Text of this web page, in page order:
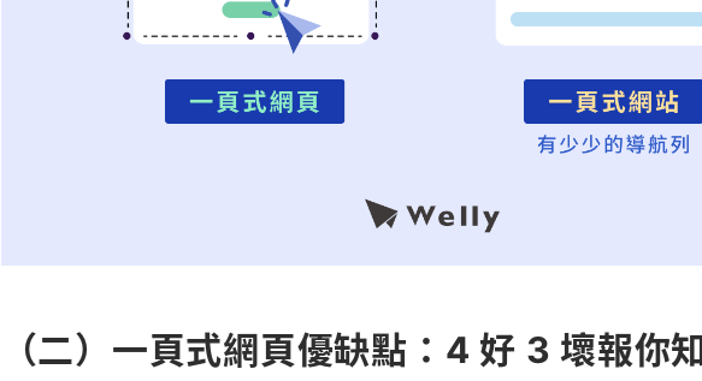
（二）一頁式網頁優缺點：4 好 3 壞報你